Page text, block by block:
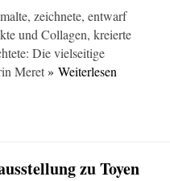
zeichnete, entwarf
und Collagen, kreierte
Die vielseitige
Meret» Weiterlesen
zu Toyen